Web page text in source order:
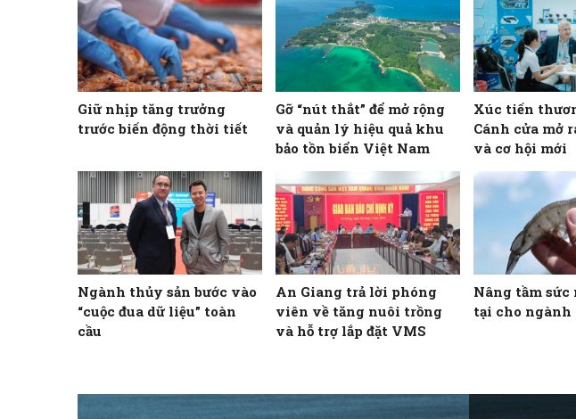
Giữ nhịp tăng trưởng
trước biến động thời tiết
Gỡ “nút thắt” để mở rộng
và quản lý hiệu quả khu
bảo tồn biển Việt Nam
Xúc tiến
Cánh cửa mở
và cơ hội mới
Ngành thủy sản bước vào
“cuộc đua dữ liệu” toàn
cầu
An Giang trả lời phóng
viên về tăng nuôi trồng
và hỗ trợ lắp đặt VMS
Nâng tầm sức
tại cho ngành